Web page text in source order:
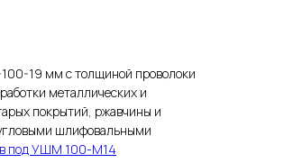
19 мм с толщиной проволоки
металлических и
покрытий, ржавчины и
шлифовальными
под УШМ 100-М14